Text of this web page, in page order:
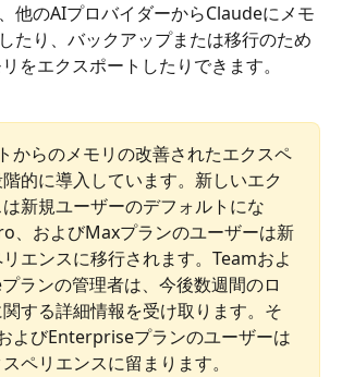
他のAIプロバイダーからClaudeにメモ
たり、バックアップまたは移行のため
をエクスポートしたりできます。
からのメモリの改善されたエクスペ
的に導入しています。新しいエク
新規ユーザーのデフォルトにな
、およびMaxプランのユーザーは新
エンスに移行されます。Teamおよ
ランの管理者は、今後数週間のロ
する詳細情報を受け取ります。そ
よびEnterpriseプランのユーザーは
ペリエンスに留まります。